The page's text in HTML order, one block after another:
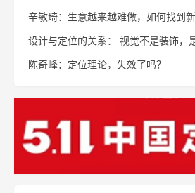
辛敏琦：生意越来越难做，如何找到
设计与定位的关系： 视觉不是装饰，
陈奇峰：定位理论，失效了吗？